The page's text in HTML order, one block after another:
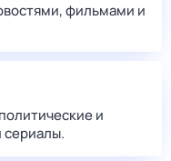
фильмами и
и
сериалы.